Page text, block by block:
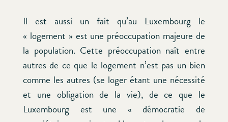
Il est aussi un fait qu’au Luxembourg le
« logement » est une préoccupation majeure de
la population. Cette préoccupation naît entre
autres de ce que le logement n’est pas un bien
comme les autres (se loger étant une nécessité
et une obligation de la vie), de ce que le
Luxembourg est une « démocratie de